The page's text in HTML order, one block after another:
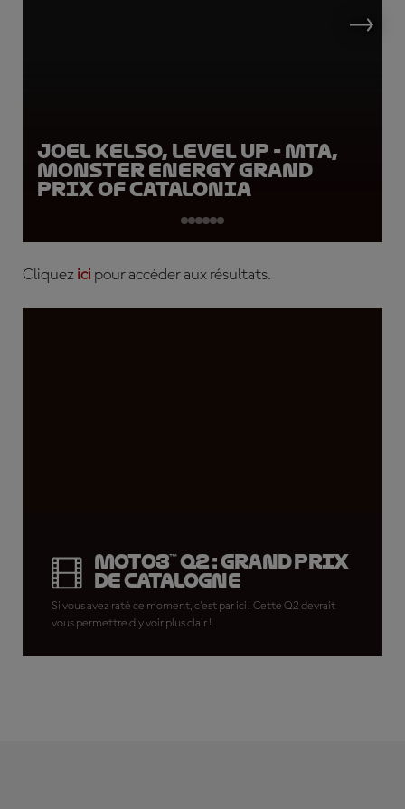
Joel Kelso, LEVEL UP - MTA,
Monster Energy Grand
Prix of Catalonia
Cliquez ici pour accéder aux résultats.
Moto3™ Q2 : Grand Prix
de Catalogne
Si vous avez raté ce moment, c'est par ici ! Cette Q2 devrait
vous permettre d'y voir plus clair !